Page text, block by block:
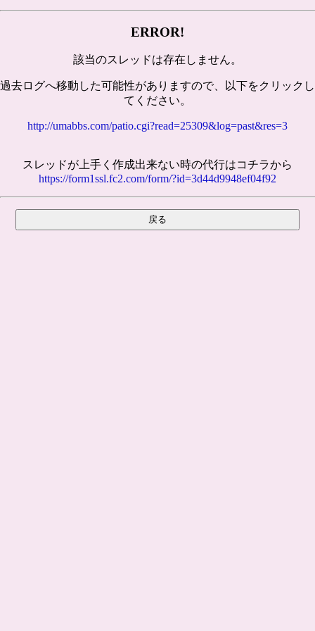
ERROR!
該当のスレッドは存在しません。
過去ログへ移動した可能性がありますので、以下をクリックし
てください。
http://umabbs.com/patio.cgi?read=25309&log=past&res=3
スレッドが上手く作成出来ない時の代行はコチラから
https://form1ssl.fc2.com/form/?id=3d44d9948ef04f92